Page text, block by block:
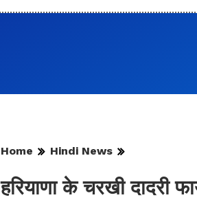
Home Hindi News
हरियाणा के चरखी दादरी